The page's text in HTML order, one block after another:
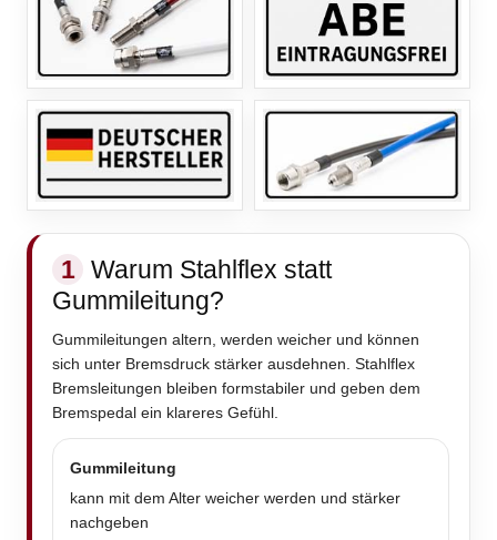
1 Warum Stahlflex statt
Gummileitung?
Gummileitungen altern, werden weicher und können
sich unter Bremsdruck stärker ausdehnen. Stahlflex
Bremsleitungen bleiben formstabiler und geben dem
Bremspedal ein klareres Gefühl.
Gummileitung
kann mit dem Alter weicher werden und stärker
nachgeben